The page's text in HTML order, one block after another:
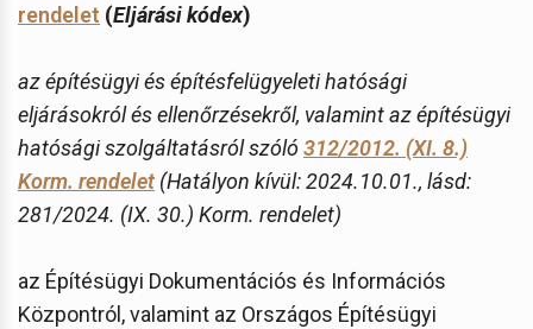
rendelet (Eljárási kódex)
az építésügyi és építésfelügyeleti hatósági
eljárásokról és ellenőrzésekről, valamint az építésügyi
hatósági szolgáltatásról szóló312/2012. (XI. 8.)
Korm. rendelet (Hatályon kívül: 2024.10.01., lásd:
281/2024. (IX. 30.) Korm. rendelet)
az Építésügyi Dokumentációs és Információs
Központról, valamint az Országos Építésügyi